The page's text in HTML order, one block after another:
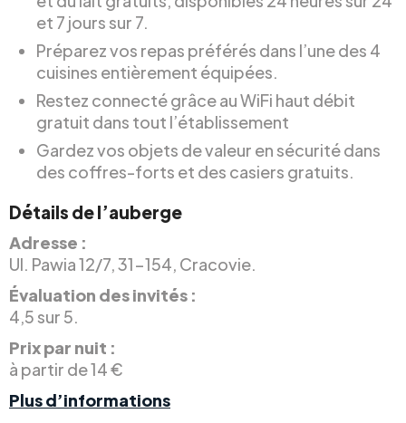
et 7 jours sur 7.
Préparez vos repas préférés dans l’une des 4
cuisines entièrement équipées.
Restez connecté grâce au WiFi haut débit
gratuit dans tout l’établissement
Gardez vos objets de valeur en sécurité dans
des coffres-forts et des casiers gratuits.
Détails de l’auberge
Adresse :
Ul. Pawia 12/7, 31-154, Cracovie.
Évaluation des invités :
4,5 sur 5.
Prix par nuit :
à partir de 14 €
Plus d’informations